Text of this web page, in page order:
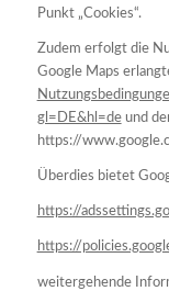
Punkt „Cookies“.
Zudem erfolgt die
Google Maps
gl=DE&hl=deund
https://
Überdies bietet
https://
https://
weitergehende